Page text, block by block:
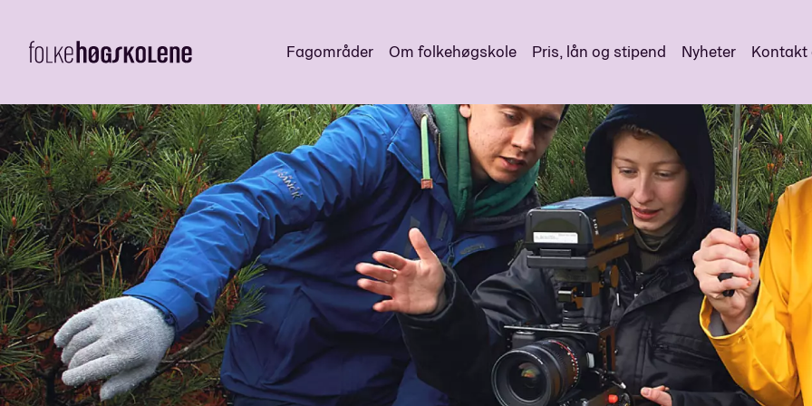
Fagområder Om folkehøgskole Pris, lån og stipend Nyheter Kontakt